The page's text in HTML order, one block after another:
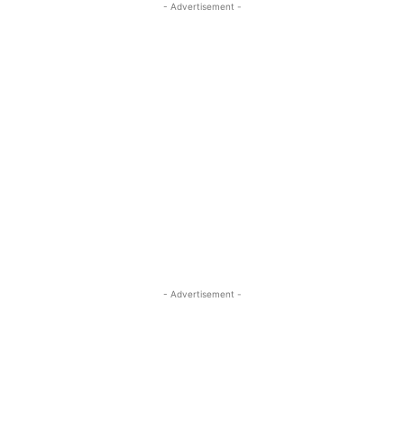
- Advertisement -
- Advertisement -